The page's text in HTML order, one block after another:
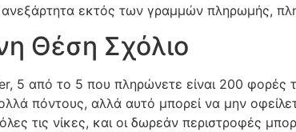
ανεξάρτητα εκτός των γραμμών πληρωμής,
Θέση Σχόλιο
5 από το 5 που πληρώνετε είναι 200 ​​φορές
πόντους, αλλά αυτό μπορεί να μην
τις νίκες, και οι δωρεάν περιστροφές